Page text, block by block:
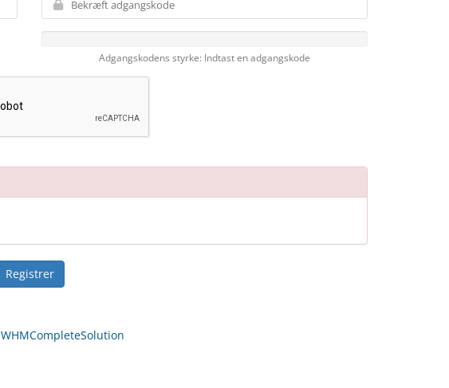
Adgangskodens styrke: Indtast en adgangskode
WHMCompleteSolution